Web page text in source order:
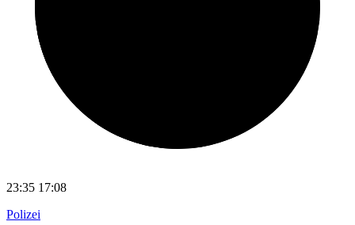
23:35 17:08
Polizei